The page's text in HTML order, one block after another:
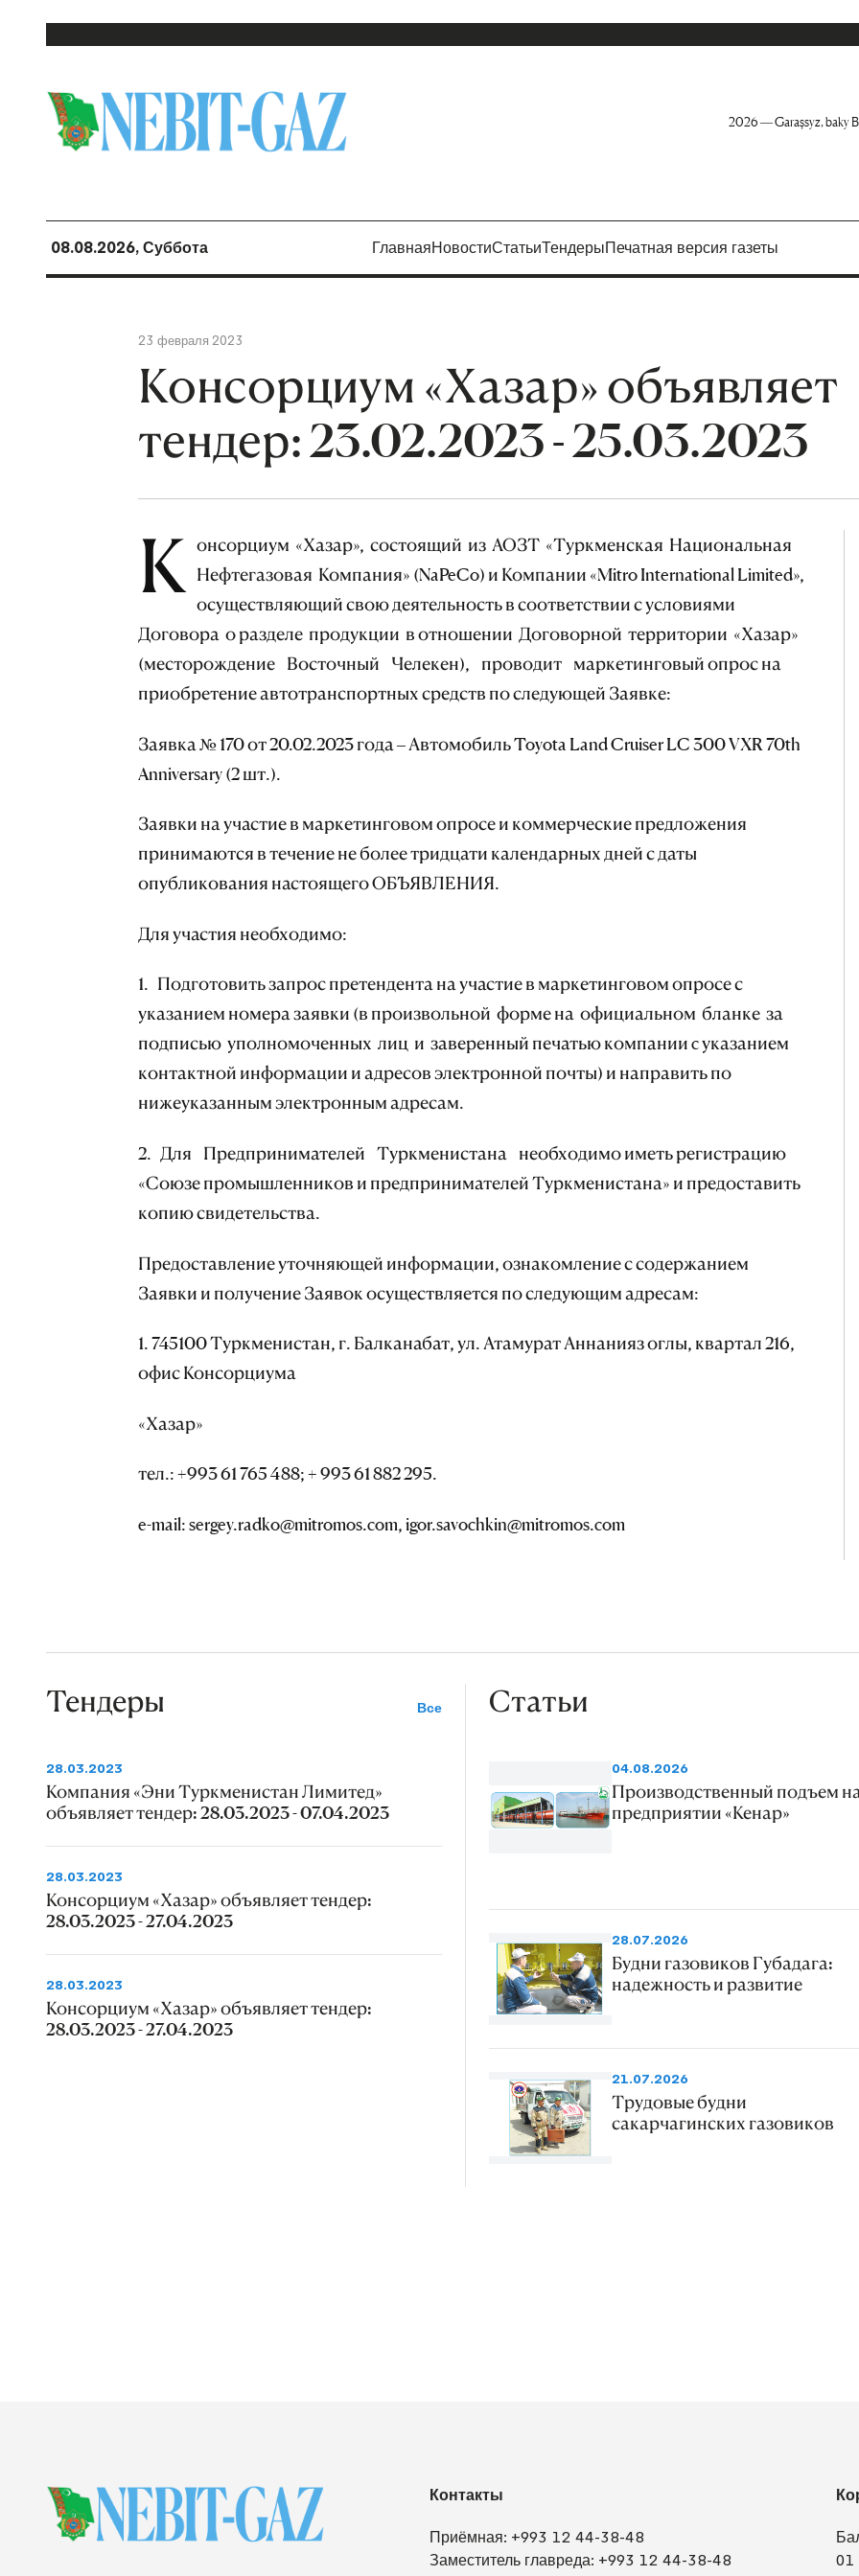
2026 — Garaşsyz, baky
08.08.2026, Суббота ГлавнаяНовостиСтатьиТендерыПечатная версия газеты
23 февраля 2023
Консорциум «Хазар» объявляет
тендер: 23.02.2023 - 25.03.2023
К онсорциум «Хазар», состоящий из АОЗТ «Туркменская Национальная
Нефтегазовая Компания» (NaPeCo) и Компании «Mitro International Limited»,
осуществляющий свою деятельность в соответствии с условиями
Договора о разделе продукции в отношении Договорной территории «Хазар»
(месторождение Восточный Челекен), проводит маркетинговый опрос на
приобретение автотранспортных средств по следующей Заявке:
Заявка № 170 от 20.02.2023 года – Автомобиль Toyota Land Cruiser LC 300 VXR 70th
Anniversary (2 шт.).
Заявки на участие в маркетинговом опросе и коммерческие предложения
принимаются в течение не более тридцати календарных дней с даты
опубликования настоящего ОБЪЯВЛЕНИЯ.
Для участия необходимо:
1. Подготовить запрос претендента на участие в маркетинговом опросе с
указанием номера заявки (в произвольной форме на официальном бланке за
подписью уполномоченных лиц и заверенный печатью компании c указанием
контактной информации и адресов электронной почты) и направить по
нижеуказанным электронным адресам.
2. Для Предпринимателей Туркменистана необходимо иметь регистрацию
«Союзе промышленников и предпринимателей Туркменистана» и предоставить
копию свидетельства.
Предоставление уточняющей информации, ознакомление с содержанием
Заявки и получение Заявок осуществляется по следующим адресам:
1. 745100 Туркменистан, г. Балканабат, ул. Атамурат Аннанияз оглы, квартал 216,
офис Консорциума
«Хазар»
тел.: +993 61 765 488; + 993 61 882 295.
e-mail: sergey.radko@mitromos.com, igor.savochkin@mitromos.com
Тендеры Все
28.03.2023
Компания «Эни Туркменистан Лимитед»
объявляет тендер: 28.03.2023 - 07.04.2023
28.03.2023
Консорциум «Хазар» объявляет тендер:
28.03.2023 - 27.04.2023
28.03.2023
Консорциум «Хазар» объявляет тендер:
28.03.2023 - 27.04.2023
Статьи
04.08.2026
Производственный подъем
предприятии «Кенар»
28.07.2026
Будни газовиков Губадага:
надежность и развитие
21.07.2026
Трудовые будни
сакарчагинских газовиков
Контакты
Приёмная: +993 12 44-38-48
Заместитель главреда: +993 12 44-38-48
01